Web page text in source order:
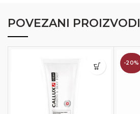
POVEZANI PROIZVODI
-20%